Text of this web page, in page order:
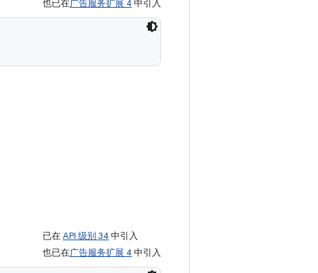
也已在广告服务扩展 4 中引入
已在API 级别 34 中引入
也已在广告服务扩展 4 中引入